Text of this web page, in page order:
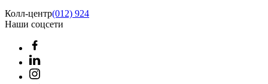
Колл-центр(012) 924
Наши соцсети